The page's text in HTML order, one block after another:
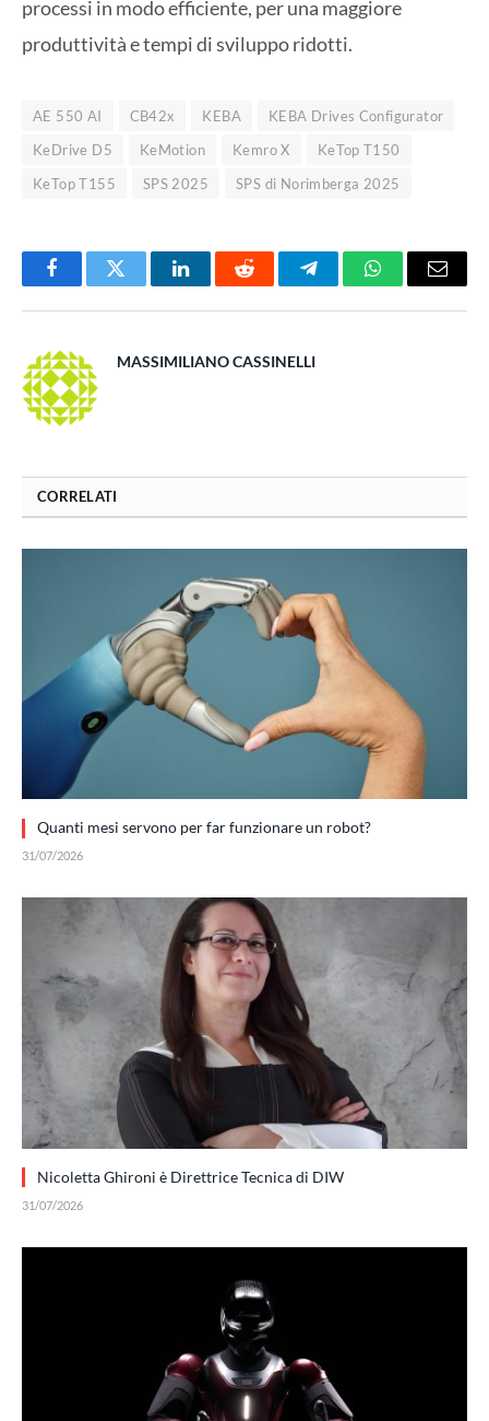
processi in modo efficiente, per una maggiore
produttività e tempi di sviluppo ridotti.
AE 550 AI CB42x KEBA
KEBA Drives Configurator
KeDrive D5
KeMotion Kemro X
KeTop T150
KeTop T155
SPS 2025 SPS di Norimberga 2025
FacebookTwitter LinkedInReddit TelegramWhatsAppEmail
MASSIMILIANO CASSINELLI
CORRELATI
Quanti mesi servono per far funzionare un robot?
31/07/2026
Nicoletta Ghironi è Direttrice Tecnica di DIW
31/07/2026